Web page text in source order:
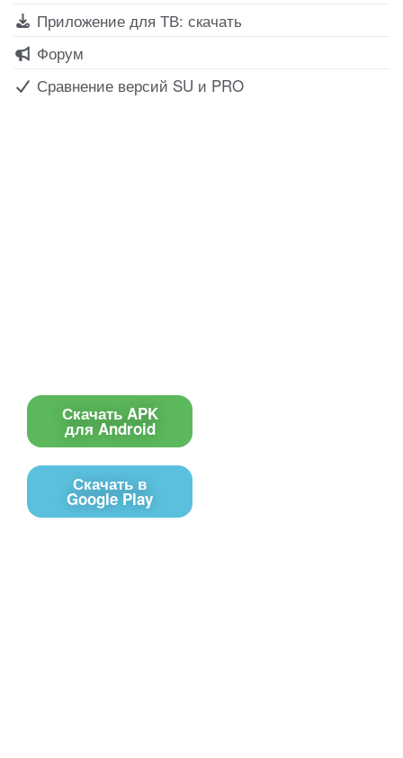
Приложение для ТВ: скачать
Форум
Сравнение версий SU и PRO
Скачать APK
для Android
Скачать в
Google Play